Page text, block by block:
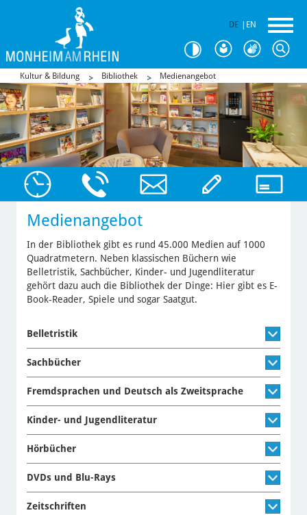
DE EN
Kultur & Bildung Bibliothek Medienangebot
Medienangebot
In der Bibliothek gibt es rund 45.000 Medien auf 1000
Quadratmetern. Neben klassischen Büchern wie
Belletristik, Sachbücher, Kinder- und Jugendliteratur
gehört dazu auch die Bibliothek der Dinge: Hier gibt es E-
Book-Reader, Spiele und sogar Saatgut.
Belletristik
Sachbücher
Fremdsprachen und Deutsch als Zweitsprache
Kinder- und Jugendliteratur
Hörbücher
DVDs und Blu-Rays
Zeitschriften